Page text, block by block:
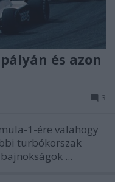
és azon
3
1-ére valahogy
turbókorszak
...